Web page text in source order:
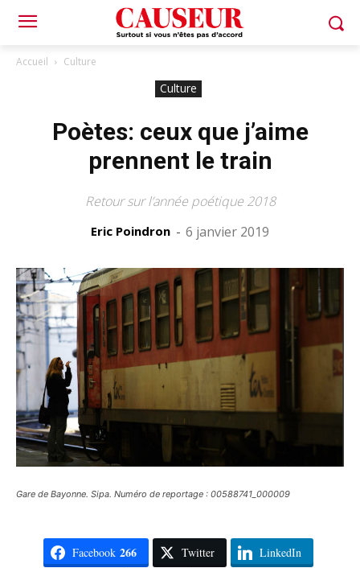
Accueil Culture
Culture
Poètes: ceux que j’aime
prennent le train
Retour sur l’année poétique 2018
Eric Poindron - 6 janvier 2019
Gare de Bayonne. Sipa. Numéro de reportage : 00588741_000009
Facebook 266 Twitter LinkedIn